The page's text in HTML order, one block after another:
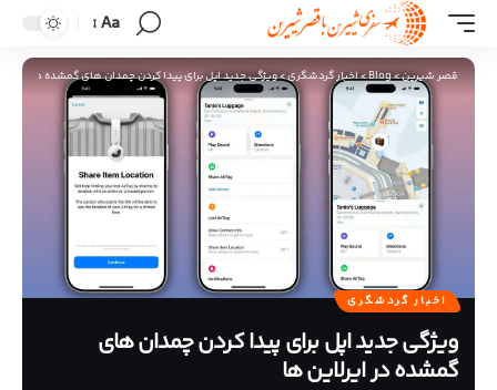
Aa
قصر شیرین>
Blog
>اخبار گردشگری>ویژگی جدید اپل برای پیدا کردن چمدان های گمشده در
اخبار گردشگری
ویژگی جدید اپل برای پیدا کردن چمدان های
گمشده در ایرلاین ها